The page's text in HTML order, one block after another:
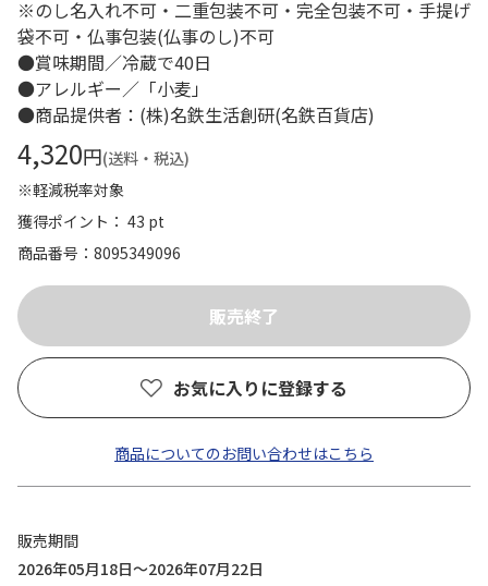
※のし名入れ不可・二重包装不可・完全包装不可・手提げ
袋不可・仏事包装(仏事のし)不可
●賞味期間／冷蔵で40日
●アレルギー／「小麦」
●商品提供者：(株)名鉄生活創研(名鉄百貨店)
4,320円(送料・税込)
※軽減税率対象
獲得ポイント： 43 pt
商品番号
8095349096
お気に入りに登録する
商品についてのお問い合わせはこちら
販売期間
2026年05月18日～2026年07月22日